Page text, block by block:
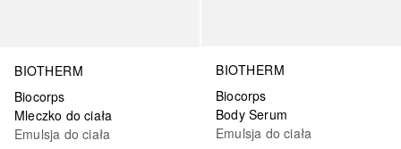
BIOTHERM
Biocorps
Mleczko do ciała
Emulsja do ciała
BIOTHERM
Biocorps
Body Serum
Emulsja do ciała